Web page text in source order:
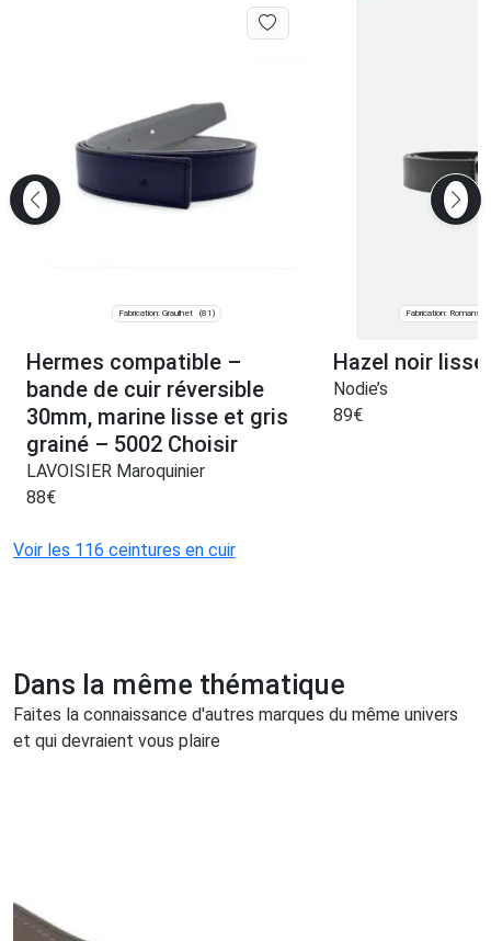
Fabrication: Graulhet (81)
Hermes compatible –
bande de cuir réversible
30mm, marine lisse et gris
grainé – 5002 Choisir
LAVOISIER Maroquinier
88€
Fabrication: Romans-
Hazel noir lisse
Nodie’s
89€
Voir les 116 ceintures en cuir
Dans la même thématique
Faites la connaissance d'autres marques du même univers
et qui devraient vous plaire